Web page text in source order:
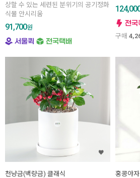
상할 수 있는 세련된 분위기의 공기정화
식물 안시리움
91,700원
구매
천냥금(백량금) 클래식
홍콩야